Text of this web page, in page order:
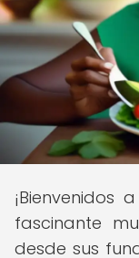
¡Bienvenidos a
fascinante
desde sus